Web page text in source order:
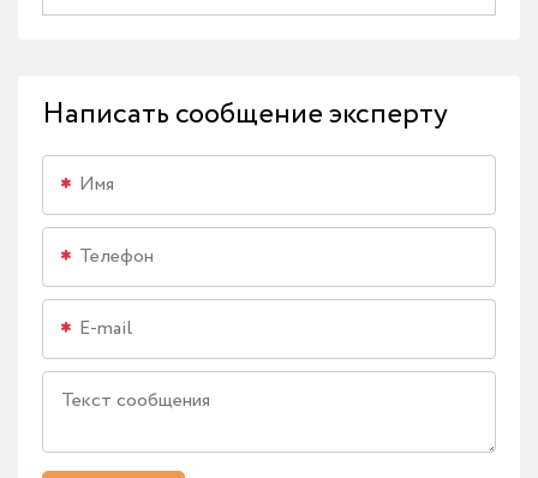
Написать сообщение эксперту